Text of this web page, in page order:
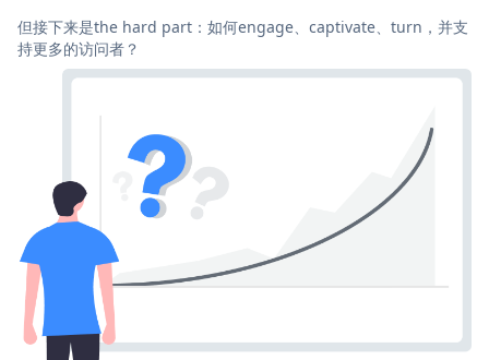
但接下来是the hard part：如何engage、captivate、turn，并支
持更多的访问者？